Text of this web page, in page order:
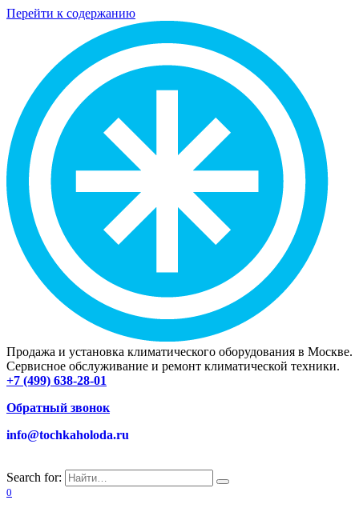
Перейти к содержанию
Продажа и установка климатического оборудования в Москве.
Сервисное обслуживание и ремонт климатической техники.
+7 (499) 638-28-01
Обратный звонок
info@tochkaholoda.ru
Search for:
0